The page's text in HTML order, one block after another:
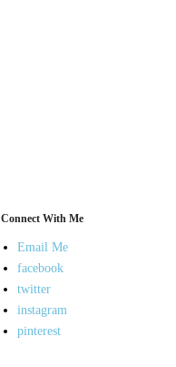
Connect With Me
Email Me
facebook
twitter
instagram
pinterest